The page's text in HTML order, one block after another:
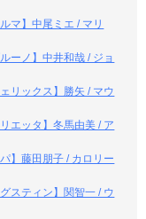
マ】中尾ミエ / マリ
ーノ】中井和哉 / ジョ
リックス】勝矢 / マウ
エッタ】冬馬由美 / ア
】藤田朋子 / カロリー
スティン】関智一 / ウ